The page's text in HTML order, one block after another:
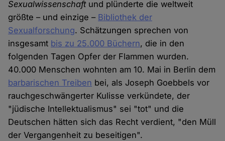
Sexualwissenschaft und plünderte die weltweit
größte – und einzige – Bibliothek der
Sexualforschung. Schätzungen sprechen von
insgesamt bis zu 25.000 Büchern, die in den
folgenden Tagen Opfer der Flammen wurden.
40.000 Menschen wohnten am 10. Mai in Berlin dem
barbarischen Treiben bei, als Joseph Goebbels vor
rauchgeschwängerter Kulisse verkündete, der
"jüdische Intellektualismus" sei "tot" und die
Deutschen hätten sich das Recht verdient, "den Müll
der Vergangenheit zu beseitigen".